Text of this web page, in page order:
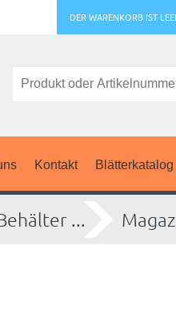
DER WARENKORB IST
Kontakt Blätterkatalog
...